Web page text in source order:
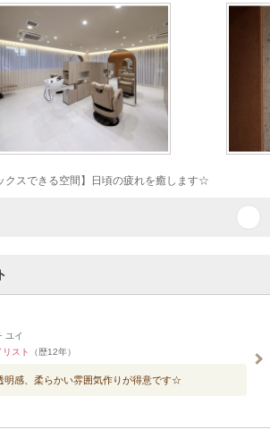
クスできる空間】日頃の疲れを癒します☆
ユイ
リスト
（歴12年）
感、柔らかい雰囲気作りが得意です☆